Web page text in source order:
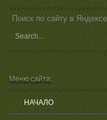
Поиск по сайту в
Меню сайта:
НАЧАЛО